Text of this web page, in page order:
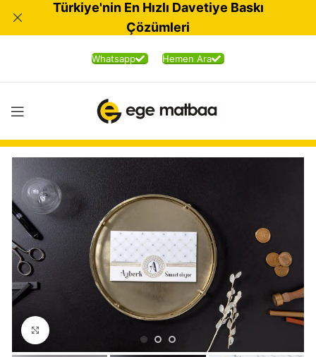
Whatsapp Hemen Ara
Türkiye'nin En Hızlı Davetiye Baskı
Çözümleri